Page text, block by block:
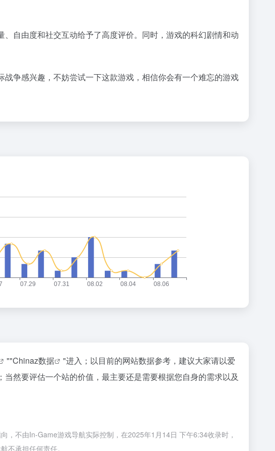
自由度和社交互动给予了高度评价。同时，游戏的科幻剧情和动
争感兴趣，不妨尝试一下这款游戏，相信你会有一个难忘的游戏
""Chinaz数据
"进入；以目前的网站数据参考，建议大家请以爱
然要评估一个站的价值，最主要还是需要根据您自身的需求以及
不由In-Game游戏导航实际控制，在2025年1月14日 下午6:34收录时，
不承担任何责任。